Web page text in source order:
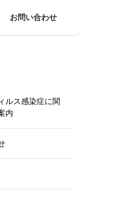
お問い合わせ
ルス感染症に関
内